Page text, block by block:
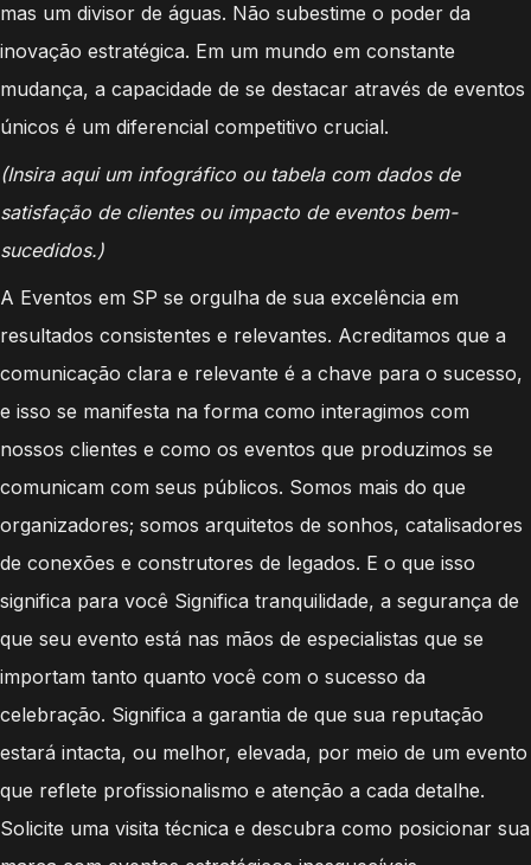
mas um divisor de águas. Não subestime o poder da
inovação estratégica. Em um mundo em constante
mudança, a capacidade de se destacar através de eventos
únicos é um diferencial competitivo crucial.
(Insira aqui um infográfico ou tabela com dados de
satisfação de clientes ou impacto de eventos bem-
sucedidos.)
A Eventos em SP se orgulha de sua excelência em
resultados consistentes e relevantes. Acreditamos que a
comunicação clara e relevante é a chave para o sucesso,
e isso se manifesta na forma como interagimos com
nossos clientes e como os eventos que produzimos se
comunicam com seus públicos. Somos mais do que
organizadores; somos arquitetos de sonhos, catalisadores
de conexões e construtores de legados. E o que isso
significa para você Significa tranquilidade, a segurança de
que seu evento está nas mãos de especialistas que se
importam tanto quanto você com o sucesso da
celebração. Significa a garantia de que sua reputação
estará intacta, ou melhor, elevada, por meio de um evento
que reflete profissionalismo e atenção a cada detalhe.
Solicite uma visita técnica e descubra como posicionar sua